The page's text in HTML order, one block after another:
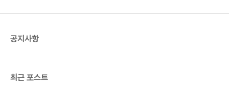
공지사항
최근 포스트